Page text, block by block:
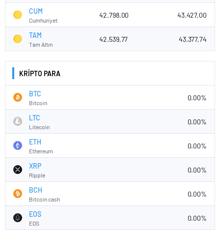
CUM
Cumhuriyet
42.798,00 43.427,00
TAM
Tam Altın
42.539,77 43.377,74
KRİPTO PARA
BTC
Bitcoin
0.00%
LTC
Litecoin
0.00%
ETH
Ethereum
0.00%
XRP
Ripple
0.00%
BCH
Bitcoin cash
0.00%
EOS
EOS
0.00%